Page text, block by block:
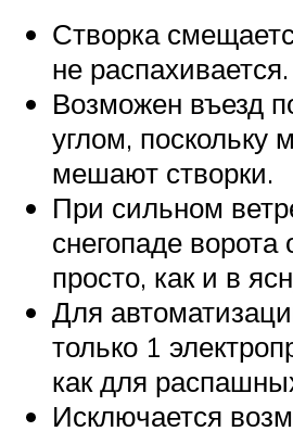
Створка
не распахивается.
Возможен въезд
углом, поскольку
мешают створки.
При сильном
снегопаде ворота
просто, как и в
Для
только 1
как для
Исключается